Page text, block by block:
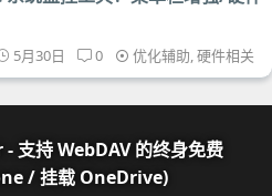
5月30日 0 优化辅助,硬件相关
支持 WebDAV 的终身免费
/ 挂载 OneDrive)